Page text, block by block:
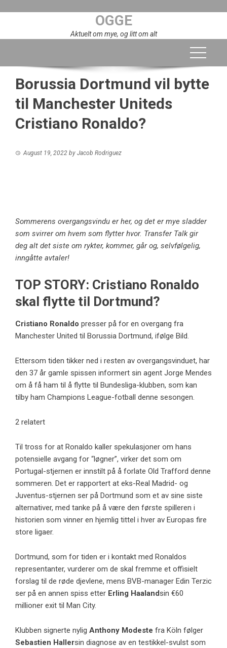
OGGE
Aktuelt om mye, og litt om alt
Borussia Dortmund vil bytte
til Manchester Uniteds
Cristiano Ronaldo?
August 19, 2022 by Jacob Rodriguez
Sommerens overgangsvindu er her, og det er mye sladder
som svirrer om hvem som flytter hvor. Transfer Talk gir
deg alt det siste om rykter, kommer, går og, selvfølgelig,
inngåtte avtaler!
TOP STORY: Cristiano Ronaldo
skal flytte til Dortmund?
Cristiano Ronaldo presser på for en overgang fra
Manchester United til Borussia Dortmund, ifølge Bild.
Ettersom tiden tikker ned i resten av overgangsvinduet, har
den 37 år gamle spissen informert sin agent Jorge Mendes
om å få ham til å flytte til Bundesliga-klubben, som kan
tilby ham Champions League-fotball denne sesongen.
2 relatert
Til tross for at Ronaldo kaller spekulasjoner om hans
potensielle avgang for “løgner”, virker det som om
Portugal-stjernen er innstilt på å forlate Old Trafford denne
sommeren. Det er rapportert at eks-Real Madrid- og
Juventus-stjernen ser på Dortmund som et av sine siste
alternativer, med tanke på å være den første spilleren i
historien som vinner en hjemlig tittel i hver av Europas fire
store ligaer.
Dortmund, som for tiden er i kontakt med Ronaldos
representanter, vurderer om de skal fremme et offisielt
forslag til de røde djevlene, mens BVB-manager Edin Terzic
ser på en annen spiss etter Erling Haalandsin €60
millioner exit til Man City.
Klubben signerte nylig Anthony Modeste fra Köln følger
Sebastien Hallersin diagnose av en testikkel-svulst som